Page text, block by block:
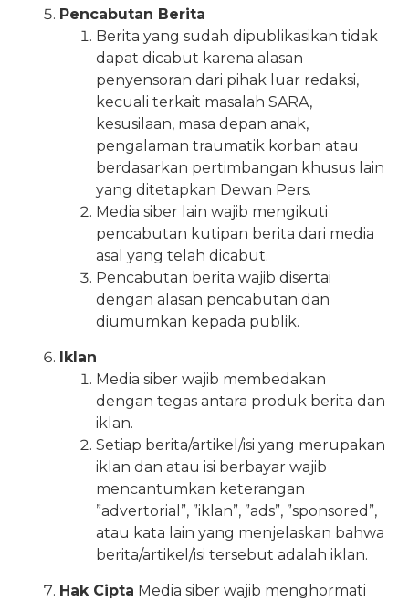
Pencabutan Berita
Berita yang sudah dipublikasikan tidak
dapat dicabut karena alasan
penyensoran dari pihak luar redaksi,
kecuali terkait masalah SARA,
kesusilaan, masa depan anak,
pengalaman traumatik korban atau
berdasarkan pertimbangan khusus lain
yang ditetapkan Dewan Pers.
Media siber lain wajib mengikuti
pencabutan kutipan berita dari media
asal yang telah dicabut.
Pencabutan berita wajib disertai
dengan alasan pencabutan dan
diumumkan kepada publik.
Iklan
Media siber wajib membedakan
dengan tegas antara produk berita dan
iklan.
Setiap berita/artikel/isi yang merupakan
iklan dan atau isi berbayar wajib
mencantumkan keterangan
”advertorial”, ”iklan”, ”ads”, ”sponsored”,
atau kata lain yang menjelaskan bahwa
berita/artikel/isi tersebut adalah iklan.
Hak Cipta Media siber wajib menghormati